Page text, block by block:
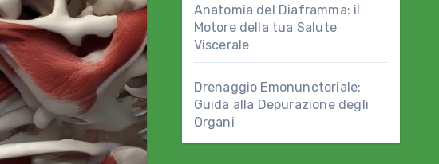
Anatomia del Diaframma: il
Motore della tua Salute
Viscerale
Drenaggio Emonunctoriale:
Guida alla Depurazione degli
Organi